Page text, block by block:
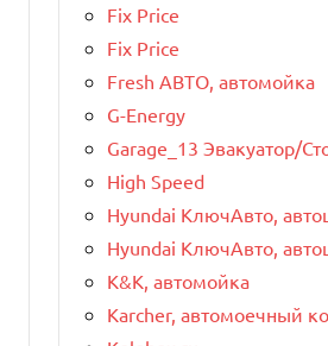
Fix Price
Fix Price
Fresh АВТО, автомойка
G-Energy
Garage_13 Эвакуатор/
High Speed
Hyundai КлючАвто,
Hyundai КлючАвто,
K&K, автомойка
Karcher, автомоечный